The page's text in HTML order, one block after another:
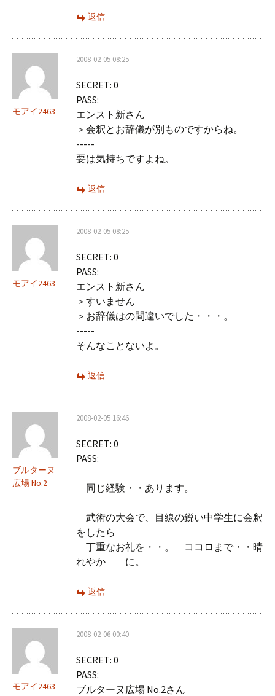
返信
モアイ2463
2008-02-05 08:25
SECRET: 0
PASS:
エンスト新さん
＞会釈とお辞儀が別ものですからね。
-----
要は気持ちですよね。
返信
モアイ2463
2008-02-05 08:25
SECRET: 0
PASS:
エンスト新さん
＞すいません
＞お辞儀はの間違いでした・・・。
-----
そんなことないよ。
返信
ブルターヌ
広場 No.2
2008-02-05 16:46
SECRET: 0
PASS:
同じ経験・・あります。
武術の大会で、目線の鋭い中学生に会釈
をしたら
丁重なお礼を・・。 ココロまで・・晴
れやか に。
返信
モアイ2463
2008-02-06 00:40
SECRET: 0
PASS:
ブルターヌ広場 No.2さん